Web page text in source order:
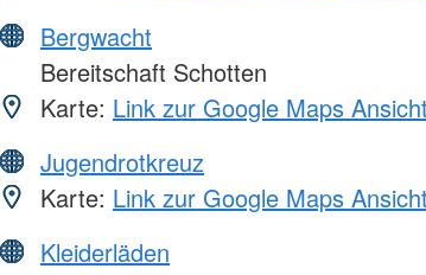
Bergwacht
Bereitschaft Schotten
Karte: Link zur Google Maps Ansicht
Jugendrotkreuz
Karte: Link zur Google Maps Ansicht
Kleiderläden